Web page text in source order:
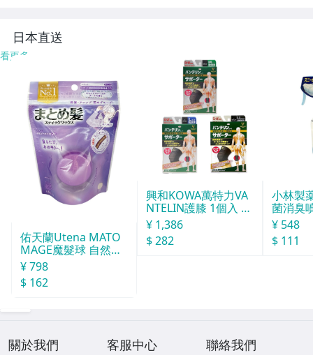
日本直送
看更多
佑天蘭Utena MATO
MAGE魔髮球 自然定
型 白色花香味
¥ 798
$ 162
興和KOWA萬特力VA
NTELIN護膝 1個入 L
號
¥ 1,386
$ 282
小林製
菌消臭
¥ 548
$ 111
關於我們 客服中心 聯絡我們